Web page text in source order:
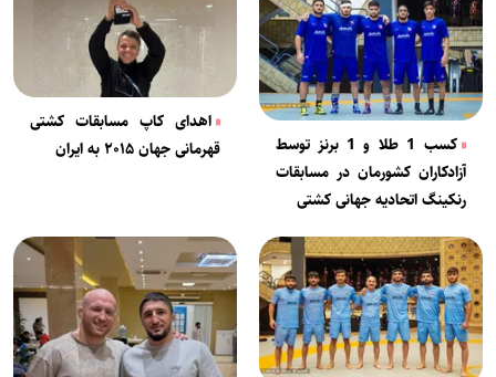
کسب 1 طلا و 1 برنز توسط
آزادکاران کشورمان در مسابقات
رنکینگ اتحادیه جهانی کشتی
اهدای کاپ مسابقات کشتی
قهرمانی جهان ۲۰۱۵ به ایران